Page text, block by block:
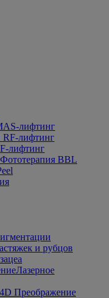
лифтинг
лифтинг
Фототерапия BBL
и рубцов
Лазерное
4D Преображение